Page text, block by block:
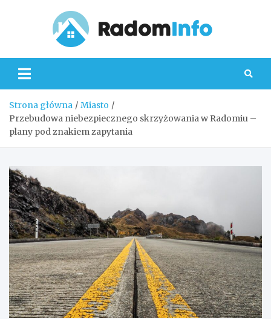
Strona główna
Miasto
Przebudowa niebezpiecznego skrzyżowania w Radomiu –
plany pod znakiem zapytania